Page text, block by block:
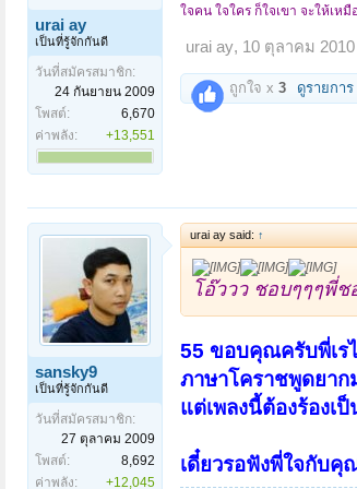
urai ay
เป็นที่รู้จักกันดี
วันที่สมัครสมาชิก:
24 กันยายน 2009
โพสต์:
6,670
ค่าพลัง:
+13,551
ใจคน ใจใคร ก็ใจเขา จะให้เหมื
urai ay, 10 ตุลาคม 2010
ถูกใจ x 3 ดูรายการ
sansky9
เป็นที่รู้จักกันดี
วันที่สมัครสมาชิก:
27 ตุลาคม 2009
โพสต์:
8,692
ค่าพลัง:
+12,045
urai ay said: ↑
โอ๊ววว ชอบๆๆๆพี่ช
55 ขอบคุณครับพี่เร
ภาษาโคราชพูดยาก
แต่เพลงนี้ต้องร้องเ
เดี๋ยวรอฟังพี่ใจกับคุ